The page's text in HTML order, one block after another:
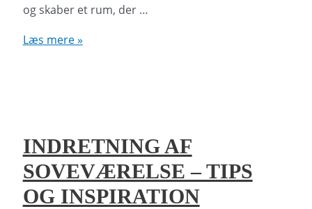
og skaber et rum, der …
Badeværelse
luksus
Læs mere »
INDRETNING AF
SOVEVÆRELSE – TIPS
OG INSPIRATION